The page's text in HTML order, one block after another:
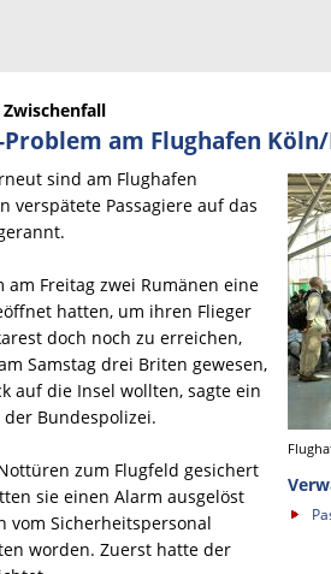
am Flughafen
sind am Flughafen
verspätete Passagiere auf das
am Freitag zwei Rumänen eine
hatten, um ihren Flieger
doch noch zu erreichen,
Samstag drei Briten gewesen,
auf die Insel wollten, sagte ein
der Bundespolizei.
zum Flugfeld gesichert
sie einen Alarm ausgelöst
vom Sicherheitspersonal
worden. Zuerst hatte der